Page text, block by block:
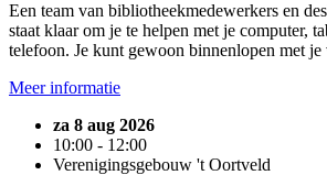
Een team van bibliotheekmedewerkers en
staat klaar om je te helpen met je computer,
telefoon. Je kunt gewoon binnenlopen met je
Meer informatie
za 8 aug 2026
10:00 - 12:00
Verenigingsgebouw 't Oortveld